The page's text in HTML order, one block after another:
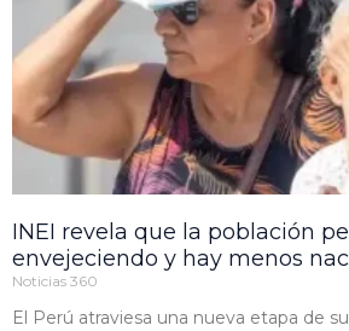
INEI revela que la población
envejeciendo y hay menos
Noticias 360
El Perú atraviesa una nueva etapa de